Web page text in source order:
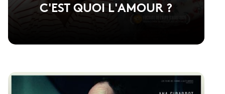
C'EST QUOI L'AMOUR ?
Voir la fiche du film